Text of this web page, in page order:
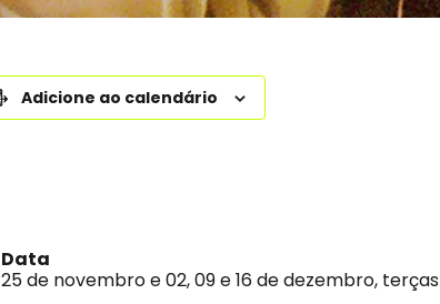
Adicione ao calendário
Data
25 de novembro e 02, 09 e 16 de dezembro, terças